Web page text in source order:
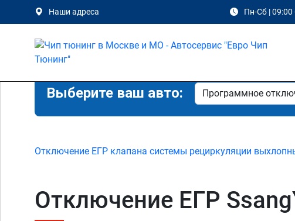
Наши адреса Пн-Сб | 09:00
Выберите ваш авто:
Отключение ЕГР клапана системы рециркуляции
Отключение ЕГР